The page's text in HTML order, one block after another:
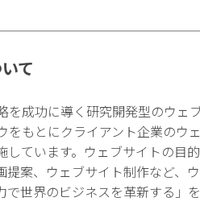
て
成功に導く研究開発型のウェ
もとにクライアント企業のウ
ています。ウェブサイトの目
案、ウェブサイト制作など、
で世界のビジネスを革新する」